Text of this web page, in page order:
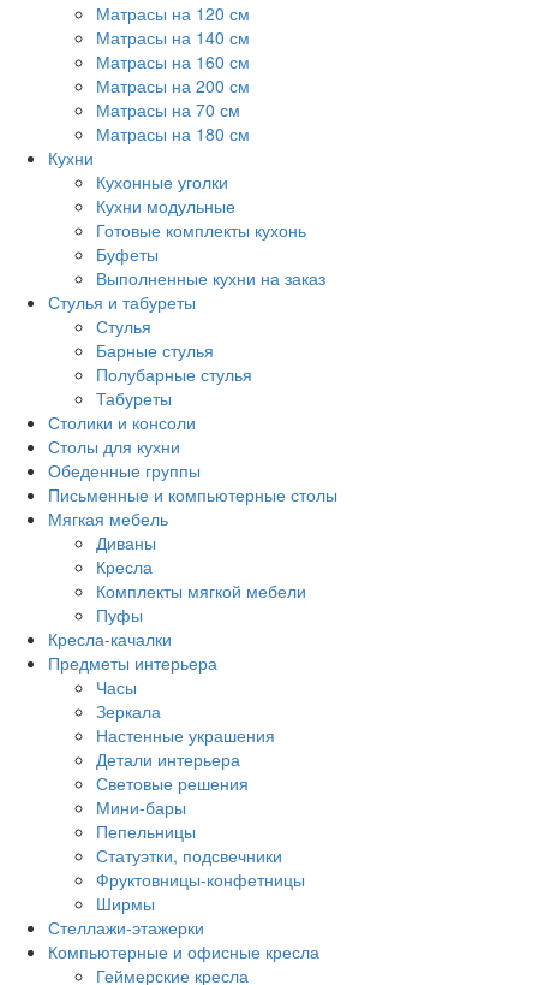
Матрасы на 120 см
Матрасы на 140 см
Матрасы на 160 см
Матрасы на 200 см
Матрасы на 70 см
Матрасы на 180 см
Кухни
Кухонные уголки
Кухни модульные
Готовые комплекты кухонь
Буфеты
Выполненные кухни на заказ
Стулья и табуреты
Стулья
Барные стулья
Полубарные стулья
Табуреты
Столики и консоли
Столы для кухни
Обеденные группы
Письменные и компьютерные столы
Мягкая мебель
Диваны
Кресла
Комплекты мягкой мебели
Пуфы
Кресла-качалки
Предметы интерьера
Часы
Зеркала
Настенные украшения
Детали интерьера
Световые решения
Мини-бары
Пепельницы
Статуэтки, подсвечники
Фруктовницы-конфетницы
Ширмы
Стеллажи-этажерки
Компьютерные и офисные кресла
Геймерские кресла